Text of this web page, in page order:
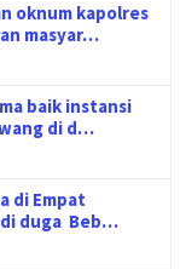
oknum kapolres
masyar…
baik instansi
di d…
di Empat
di duga Beb…